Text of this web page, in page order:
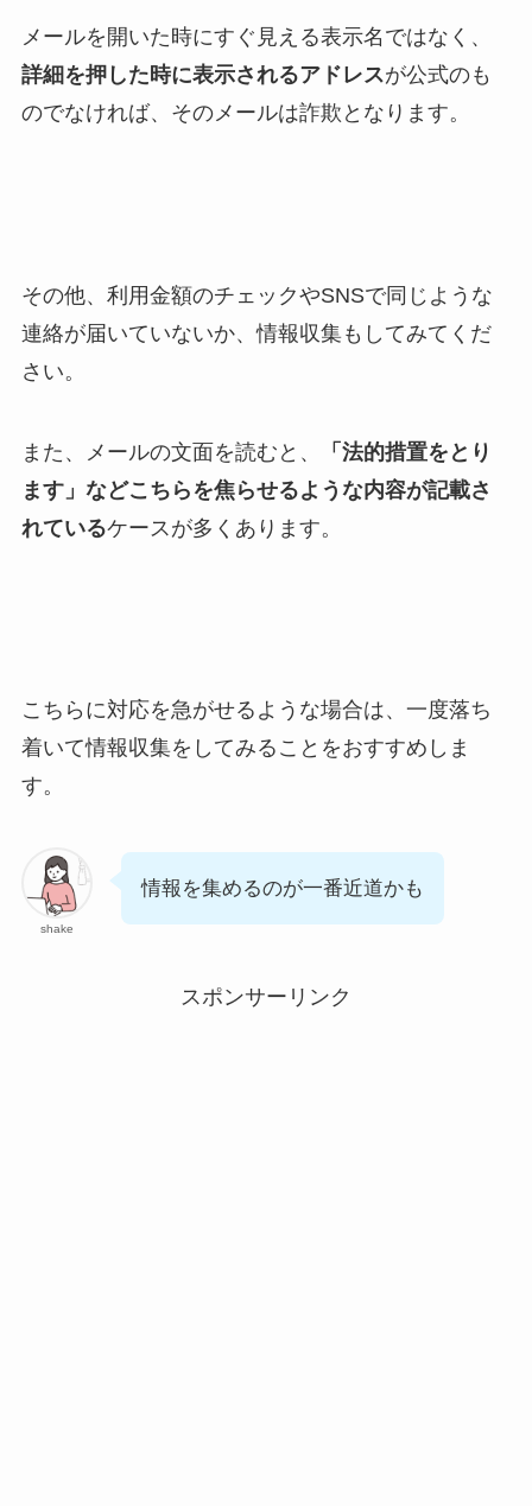
メールを開いた時にすぐ見える表示名ではなく、
詳細を押した時に表示されるアドレスが公式のも
のでなければ、そのメールは詐欺となります。
その他、利用金額のチェックやSNSで同じような
連絡が届いていないか、情報収集もしてみてくだ
さい。
また、メールの文面を読むと、
「法的措置をとり
ます」などこちらを焦らせるような内容が記載さ
れているケースが多くあります。
こちらに対応を急がせるような場合は、一度落ち
着いて情報収集をしてみることをおすすめしま
す。
shake
情報を集めるのが一番近道かも
スポンサーリンク